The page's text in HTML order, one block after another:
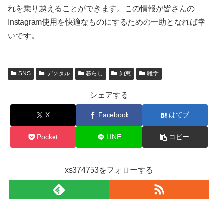
れを乗り越えることができます。この情報が皆さんの
Instagram使用を快適なものにするための一助となれば幸
いです。
SNS デジタル 暮らし 知恵 雑学
シェアする
X Facebook はてブ
Pocket LINE コピー
xs374753をフォローする